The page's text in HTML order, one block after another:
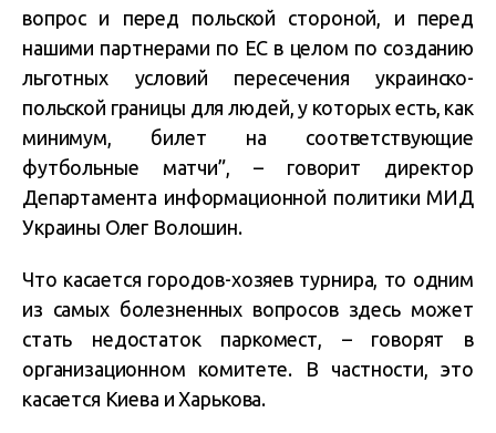
вопрос и перед польской стороной, и перед
нашими партнерами по ЕС в целом по созданию
льготных условий пересечения украинско-
польской границы для людей, у которых есть, как
минимум, билет на соответствующие
футбольные матчи”, – говорит директор
Департамента информационной политики МИД
Украины Олег Волошин.
Что касается городов-хозяев турнира, то одним
из самых болезненных вопросов здесь может
стать недостаток паркомест, – говорят в
организационном комитете. В частности, это
касается Киева и Харькова.